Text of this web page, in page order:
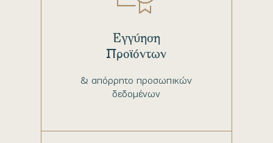
& απόρρητο προσωπικών
δεδομένων
Εγγύηση
Προϊόντων